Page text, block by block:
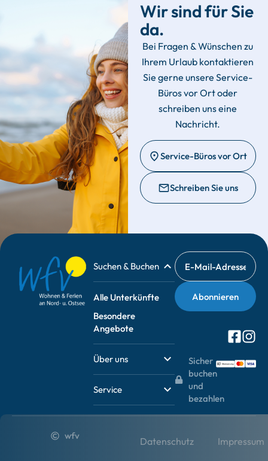
Wir sind für Sie
da.
Bei Fragen & Wünschen zu
Ihrem Urlaub kontaktieren
Sie gerne unsere Service-
Büros vor Ort oder
schreiben uns eine
Nachricht.
Service-Büros vor Ort
Schreiben Sie uns
Suchen & Buchen
Alle Unterkünfte
Besondere
Angebote
Über uns
Service
Sicher
buchen
und
bezahlen
wfv Datenschutz
Impressum